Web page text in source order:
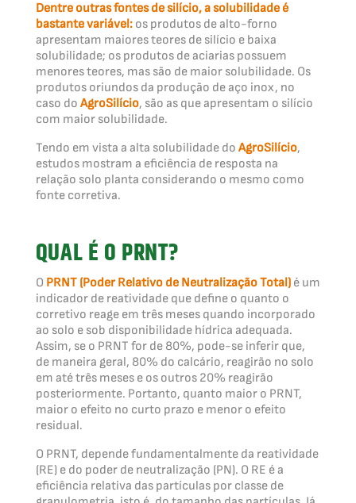
Dentre outras fontes de silício, a solubilidade é
bastante variável:os produtos de alto-forno
apresentam maiores teores de silício e baixa
solubilidade; os produtos de aciarias possuem
menores teores, mas são de maior solubilidade. Os
produtos oriundos da produção de aço inox, no
caso do AgroSilício, são as que apresentam o silício
com maior solubilidade.
Tendo em vista a alta solubilidade do AgroSilício,
estudos mostram a eficiência de resposta na
relação solo planta considerando o mesmo como
fonte corretiva.
QUAL É O PRNT?
O PRNT (Poder Relativo de Neutralização Total)é um
indicador de reatividade que define o quanto o
corretivo reage em três meses quando incorporado
ao solo e sob disponibilidade hídrica adequada.
Assim, se o PRNT for de 80%, pode-se inferir que,
de maneira geral, 80% do calcário, reagirão no solo
em até três meses e os outros 20% reagirão
posteriormente. Portanto, quanto maior o PRNT,
maior o efeito no curto prazo e menor o efeito
residual.
O PRNT, depende fundamentalmente da reatividade
(RE) e do poder de neutralização (PN). O RE é a
eficiência relativa das partículas por classe de